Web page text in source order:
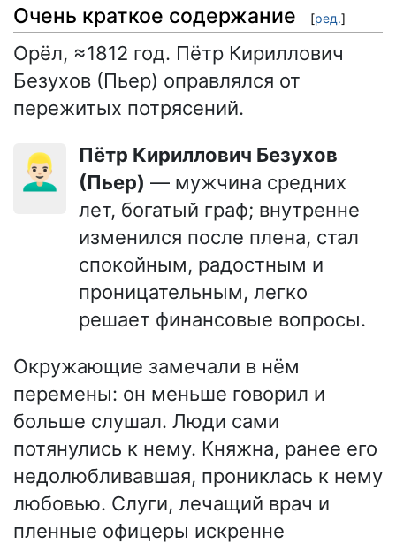
Очень краткое содержание [ред.]
Орёл, ≈1812 год. Пётр Кириллович
Безухов (Пьер) оправлялся от
пережитых потрясений.
👱🏻‍♂️
Пётр Кириллович Безухов
(Пьер) — мужчина средних
лет, богатый граф; внутренне
изменился после плена, стал
спокойным, радостным и
проницательным, легко
решает финансовые вопросы.
Окружающие замечали в нём
перемены: он меньше говорил и
больше слушал. Люди сами
потянулись к нему. Княжна, ранее его
недолюбливавшая, прониклась к нему
любовью. Слуги, лечащий врач и
пленные офицеры искренне